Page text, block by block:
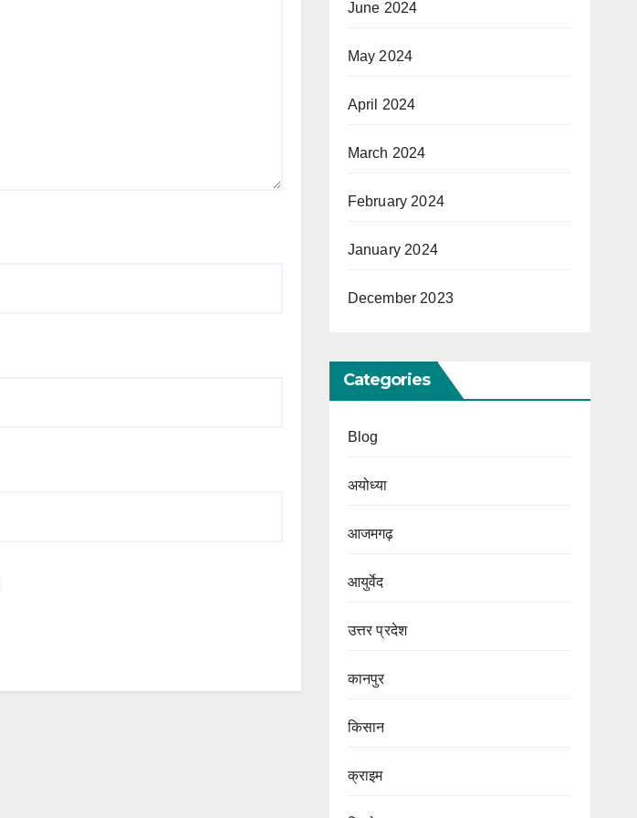
June 2024
May 2024
April 2024
March 2024
February 2024
January 2024
December 2023
Categories
Blog
अयोध्या
आजमगढ़
आयुर्वेद
उत्तर प्रदेश
कानपुर
किसान
क्राइम